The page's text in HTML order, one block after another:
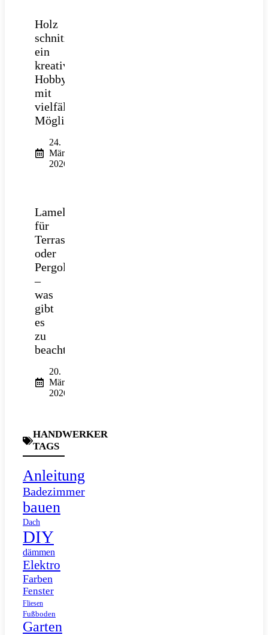
Holz
schnitzen:
ein
kreatives
Hobby
mit
vielfältigen
Möglichkeiten
24.
März
2026
Lamellendach
für
Terrasse
oder
Pergola
–
was
gibt
es
zu
beachten?
20.
März
2026
HANDWERKER
TAGS
Anleitung
Badezimmer
bauen
Dach
DIY
dämmen
Elektro
Farben
Fenster
Fliesen
Fußboden
Garten